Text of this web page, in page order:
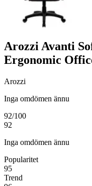
Arozzi Avanti
Ergonomic
Arozzi
Inga omdömen ännu
92/100
92
Inga omdömen ännu
Popularitet
95
Trend